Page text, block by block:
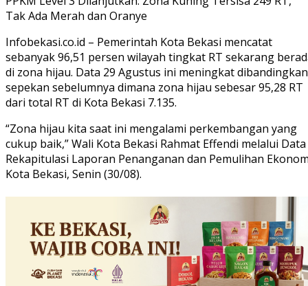
Tak Ada Merah dan Oranye
Infobekasi.co.id – Pemerintah Kota Bekasi mencatat
sebanyak 96,51 persen wilayah tingkat RT sekarang
di zona hijau. Data 29 Agustus ini meningkat dibandingkan
sepekan sebelumnya dimana zona hijau sebesar 95,28 RT
dari total RT di Kota Bekasi 7.135.
“Zona hijau kita saat ini mengalami perkembangan yang
cukup baik,” Wali Kota Bekasi Rahmat Effendi melalui Data
Rekapitulasi Laporan Penanganan dan Pemulihan
Kota Bekasi, Senin (30/08).